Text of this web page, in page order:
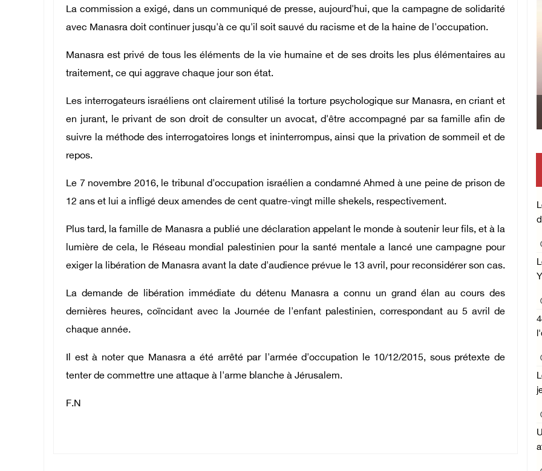
La commission a exigé, dans un communiqué de presse, aujourd'hui, que la campagne de solidarité
avec Manasra doit continuer jusqu'à ce qu'il soit sauvé du racisme et de la haine de l'occupation.
Manasra est privé de tous les éléments de la vie humaine et de ses droits les plus élémentaires au
traitement, ce qui aggrave chaque jour son état.
Les interrogateurs israéliens ont clairement utilisé la torture psychologique sur Manasra, en criant et
en jurant, le privant de son droit de consulter un avocat, d'être accompagné par sa famille afin de
suivre la méthode des interrogatoires longs et ininterrompus, ainsi que la privation de sommeil et de
repos.
Le 7 novembre 2016, le tribunal d'occupation israélien a condamné Ahmed à une peine de prison de
12 ans et lui a infligé deux amendes de cent quatre-vingt mille shekels, respectivement.
Plus tard, la famille de Manasra a publié une déclaration appelant le monde à soutenir leur fils, et à la
lumière de cela, le Réseau mondial palestinien pour la santé mentale a lancé une campagne pour
exiger la libération de Manasra avant la date d'audience prévue le 13 avril, pour reconsidérer son cas.
La demande de libération immédiate du détenu Manasra a connu un grand élan au cours des
dernières heures, coïncidant avec la Journée de l'enfant palestinien, correspondant au 5 avril de
chaque année.
Il est à noter que Manasra a été arrêté par l'armée d'occupation le 10/12/2015, sous prétexte de
tenter de commettre une attaque à l'arme blanche à Jérusalem.
F.N
mise